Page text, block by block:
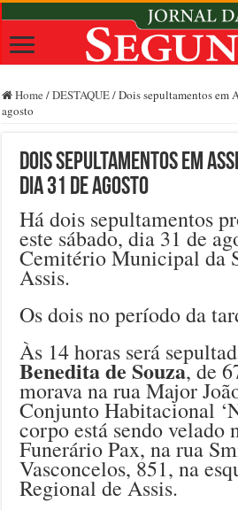
Home /DESTAQUE/Dois sepultamentos em
agosto
Dois sepultamentos em
dia 31 de agosto
Há dois sepultamentos
este sábado, dia 31 de
Cemitério Municipal da
Assis.
Os dois no período da
Às 14 horas será
Benedita de Souza, de
morava na rua Major
Conjunto Habitacional
corpo está sendo velado
Funerário Pax, na rua
Vasconcelos, 851, na
Regional de Assis.